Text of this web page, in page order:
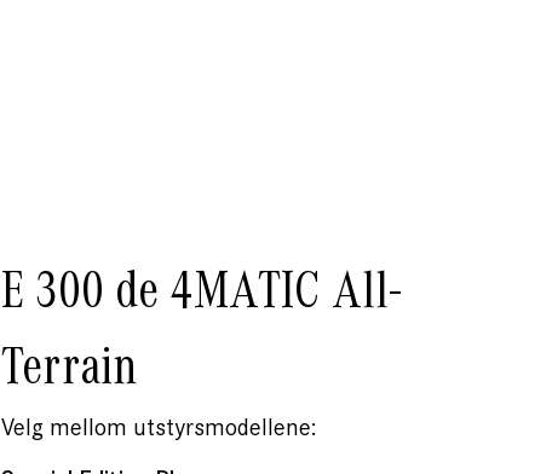
E 300 de 4MATIC All-
Terrain
Velg mellom utstyrsmodellene: